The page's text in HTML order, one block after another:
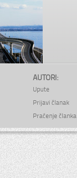
AUTORI:
Upute
Prijavi članak
Praćenje članka